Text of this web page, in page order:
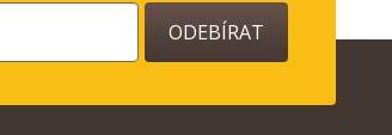
ODEBÍRAT